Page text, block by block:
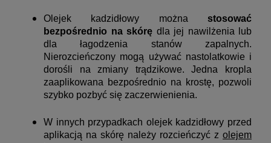
Olejek kadzidłowy można stosować
bezpośrednio na skórę dla jej nawilżenia lub
dla łagodzenia stanów zapalnych.
Nierozcieńczony mogą używać nastolatkowie i
dorośli na zmiany trądzikowe. Jedna kropla
zaaplikowana bezpośrednio na krostę, pozwoli
szybko pozbyć się zaczerwienienia.
W innych przypadkach olejek kadzidłowy przed
aplikacją na skórę należy rozcieńczyć z olejem